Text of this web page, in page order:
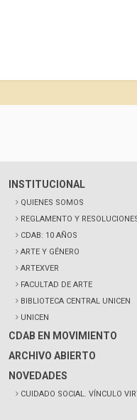
INSTITUCIONAL
QUIENES SOMOS
REGLAMENTO Y
CDAB: 10 AÑOS
ARTE Y GÉNERO
ARTEXVER
FACULTAD DE ARTE
BIBLIOTECA CENTRAL UNICEN
UNICEN
CDAB EN MOVIMIENTO
ARCHIVO ABIERTO
NOVEDADES
CUIDADO SOCIAL. VÍNCULO